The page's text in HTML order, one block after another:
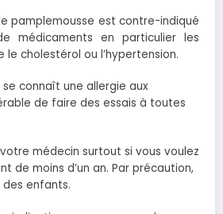
pamplemousse est contre-indiqué
médicaments en particulier les
cholestérol ou l’hypertension.
se connaît une allergie aux
de faire des essais à toutes
médecin surtout si vous voulez
de moins d’un an. Par précaution,
enfants.